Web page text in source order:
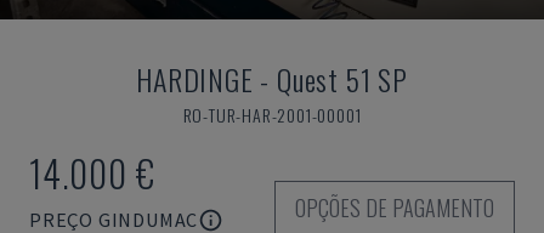
HARDINGE - Quest 51 SP
RO-TUR-HAR-2001-00001
14.000 €
PREÇO GINDUMAC
OPÇÕES DE PAGAMENTO